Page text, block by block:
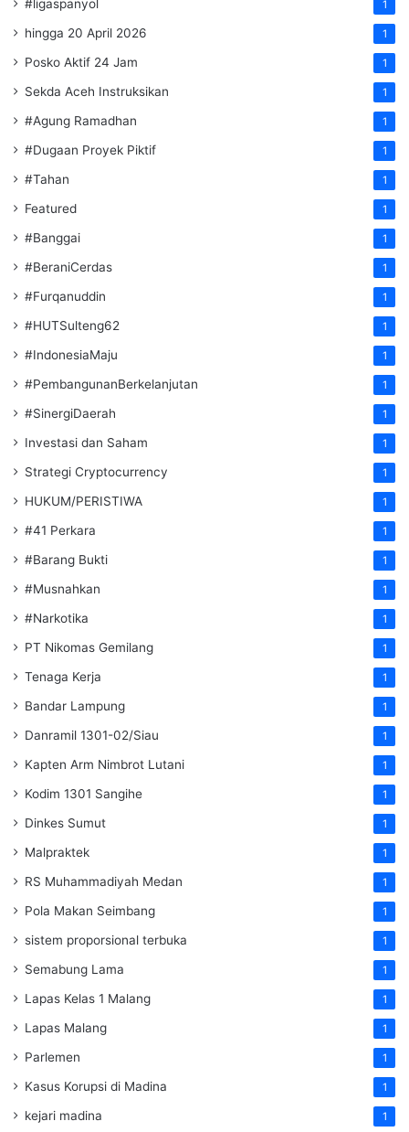
#ligaspanyol 1
hingga 20 April 2026 1
Posko Aktif 24 Jam 1
Sekda Aceh Instruksikan 1
#Agung Ramadhan 1
#Dugaan Proyek Piktif 1
#Tahan 1
Featured 1
#Banggai 1
#BeraniCerdas 1
#Furqanuddin 1
#HUTSulteng62 1
#IndonesiaMaju 1
#PembangunanBerkelanjutan 1
#SinergiDaerah 1
Investasi dan Saham 1
Strategi Cryptocurrency 1
HUKUM/PERISTIWA 1
#41 Perkara 1
#Barang Bukti 1
#Musnahkan 1
#Narkotika 1
PT Nikomas Gemilang 1
Tenaga Kerja 1
Bandar Lampung 1
Danramil 1301-02/Siau 1
Kapten Arm Nimbrot Lutani 1
Kodim 1301 Sangihe 1
Dinkes Sumut 1
Malpraktek 1
RS Muhammadiyah Medan 1
Pola Makan Seimbang 1
sistem proporsional terbuka 1
Semabung Lama 1
Lapas Kelas 1 Malang 1
Lapas Malang 1
Parlemen 1
Kasus Korupsi di Madina 1
kejari madina 1